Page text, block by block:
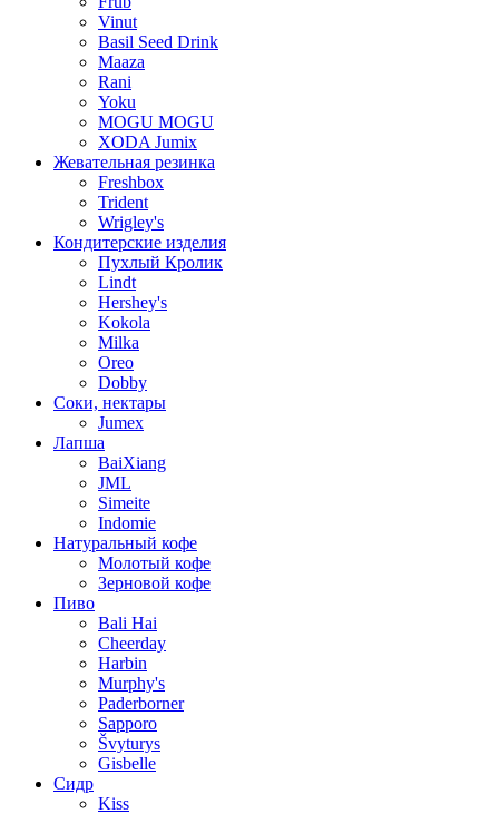
Vinut
Basil Seed Drink
Maaza
Rani
Yoku
MOGU MOGU
XODA Jumix
Жевательная резинка
Freshbox
Trident
Wrigley's
Кондитерские изделия
Пухлый Кролик
Lindt
Hershey's
Kokola
Milka
Oreo
Dobby
Соки, нектары
Jumex
Лапша
BaiXiang
JML
Simeite
Indomie
Натуральный кофе
Молотый кофе
Зерновой кофе
Пиво
Bali Hai
Cheerday
Harbin
Murphy's
Paderborner
Sapporo
Švyturys
Gisbelle
Сидр
Kiss